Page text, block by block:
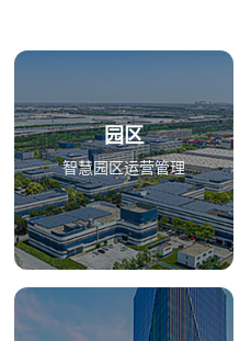
园区
智慧园区运营管理